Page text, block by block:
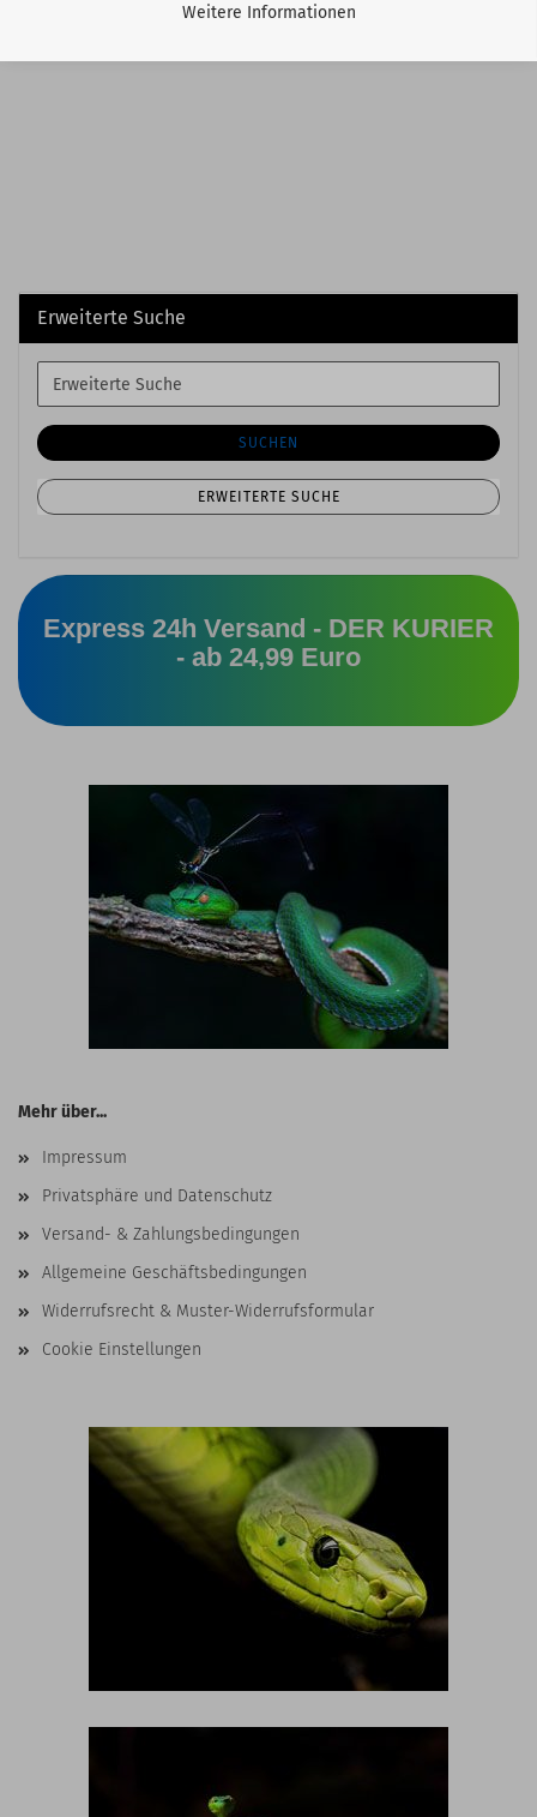
Weitere Informationen
Erweiterte Suche
Erweiterte
Suche
SUCHEN
ERWEITERTE SUCHE
Express 24h Versand - DER KURIER
- ab 24,99 Euro
Mehr über...
Impressum
Privatsphäre und Datenschutz
Versand- & Zahlungsbedingungen
Allgemeine Geschäftsbedingungen
Widerrufsrecht & Muster-Widerrufsformular
Cookie Einstellungen